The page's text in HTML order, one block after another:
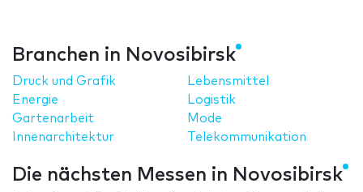
Branchen in Novosibirsk
Druck und Grafik
Energie
Gartenarbeit
Innenarchitektur
Lebensmittel
Logistik
Mode
Telekommunikation
Die nächsten Messen in Novosibirsk